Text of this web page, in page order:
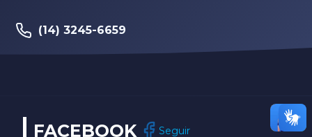
(14) 3245-6659
FACEBOOK Seguir